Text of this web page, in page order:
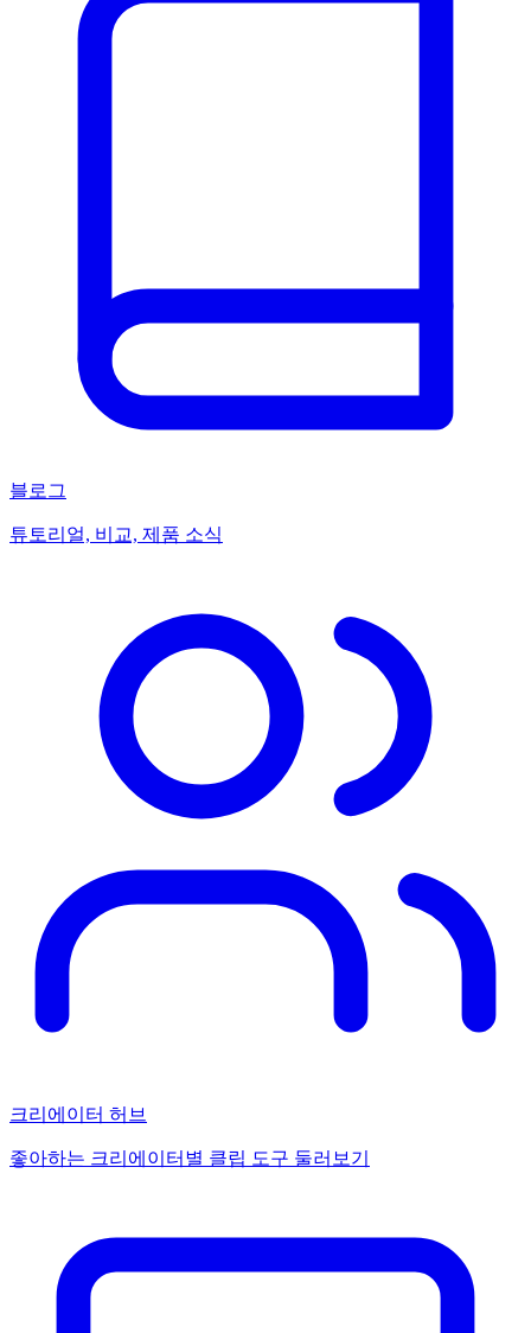
블로그
튜토리얼, 비교, 제품 소식
크리에이터 허브
좋아하는 크리에이터별 클립 도구 둘러보기